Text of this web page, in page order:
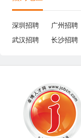
深圳招聘 广州招聘
武汉招聘
长沙招聘